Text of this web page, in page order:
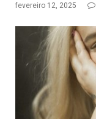
fevereiro 12, 2025